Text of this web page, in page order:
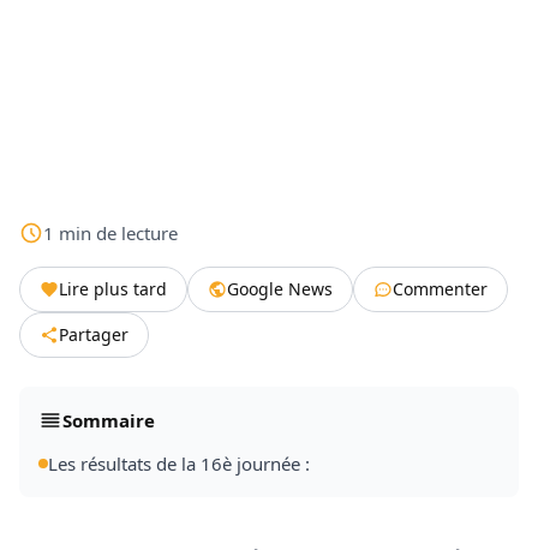
1 min de lecture
Lire plus tard Google News
Commenter
Partager
Sommaire
Les résultats de la 16è journée :